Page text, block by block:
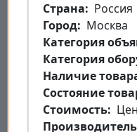
Страна
Россия
Город
Москва
Категория
Категория
Наличие
Состояние
Стоимость
Производитель